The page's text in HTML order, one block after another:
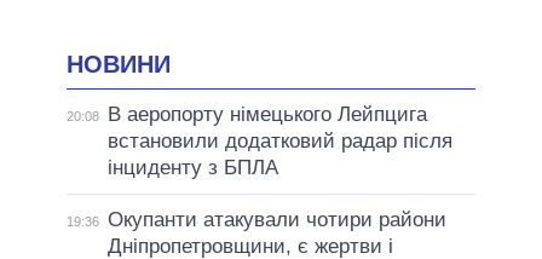
НОВИНИ
20:08
В аеропорту німецького Лейпцига
встановили додатковий радар після
інциденту з БПЛА
19:36 Окупанти атакували чотири райони
Дніпропетровщини, є жертви і